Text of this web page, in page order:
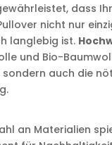
dass
nicht nur
langlebig ist.
und Bio-
auch die
an Materialien